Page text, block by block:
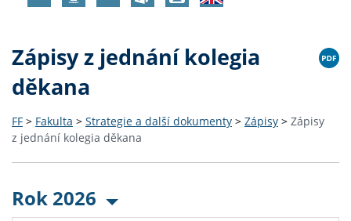
Zápisy z jednání kolegia
děkana
FF > Fakulta > Strategie a další dokumenty > Zápisy > Zápisy
z jednání kolegia děkana
Rok 2026